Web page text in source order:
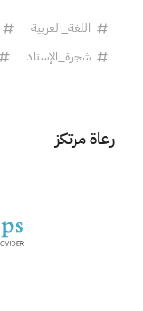
اللغة_العربية
شجرة_الإسناد
رعاة مرتكز